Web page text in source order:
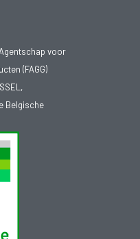
voor
(FAGG)
Belgische